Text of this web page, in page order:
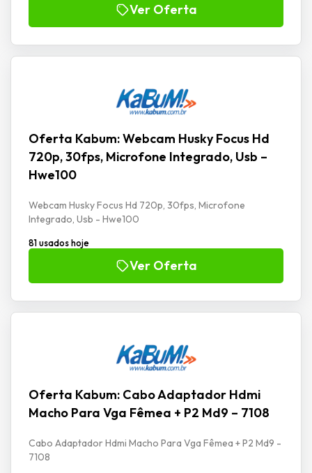
Ver Oferta
Oferta Kabum: Webcam Husky Focus Hd
720p, 30fps, Microfone Integrado, Usb –
Hwe100
Webcam Husky Focus Hd 720p, 30fps, Microfone
Integrado, Usb - Hwe100
81 usados hoje
Ver Oferta
Oferta Kabum: Cabo Adaptador Hdmi
Macho Para Vga Fêmea + P2 Md9 – 7108
Cabo Adaptador Hdmi Macho Para Vga Fêmea + P2 Md9 -
7108